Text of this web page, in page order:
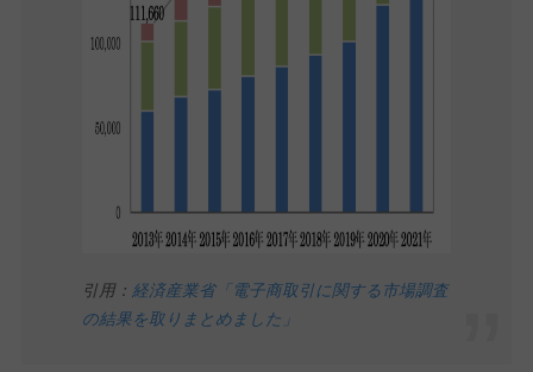
引用： 経済産業省「電子商取引に関する市場調査
の結果を取りまとめました」